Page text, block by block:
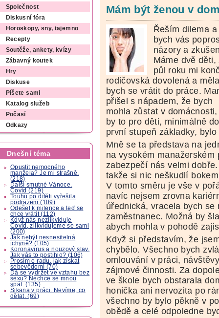
Společnost
Diskusní fóra
Horoskopy, sny, tajemno
Recepty
Soutěže, ankety, kvízy
Zábavný koutek
Hry
Diskuse
Píšete sami
Katalog služeb
Počasí
Odkazy
Dnešní téma
Opustit nemocného
manžela? Je mi strašně.
(218)
Další smutné Vánoce.
Covid (219)
Touhu po dítěti vyřešila
podrazem (109)
Odešel k milence a teď se
chce vrátit (112)
Když nás nezlikviduje
Covid, zlikvidujeme se sami
(200)
Jak nebýt nesnesitelná
tchyně? (105)
Koronavirus a nouzový stav.
Jak vás to postihlo? (106)
Prosím o radu, jak získat
sebevědomí (70)
Dá se vydržet ve vztahu bez
sexu? Nechce se mnou
spát. (135)
Šikana v práci. Nevíme, co
dělat. (69)
Mám být ženou v
Řeším dilema
bych vás
názory a
Máme dvě děti,
půl roku mi
rodičovská dovolená a
bych se vrátit do práce.
přišel s nápadem, že bych
mohla zůstat v
by to pro děti, minimálně
první stupeň základky, bylo
Mně se ta představa na
na vysokém
zabezpečí nás velmi
takže si nic neškudlí
V tomto směru je vše v
navíc nejsem zrovna
úřednická, vracela bych
zaměstnanec. Možná by
abych mohla v pohodě
Když si představím, že
chybělo. Všechno bych
omlouvání v práci,
zájmové činnosti. Za
ve škole bych obstarala
honička ani nervozita po
všechno by bylo pěkně v
obědě a celé odpoledne